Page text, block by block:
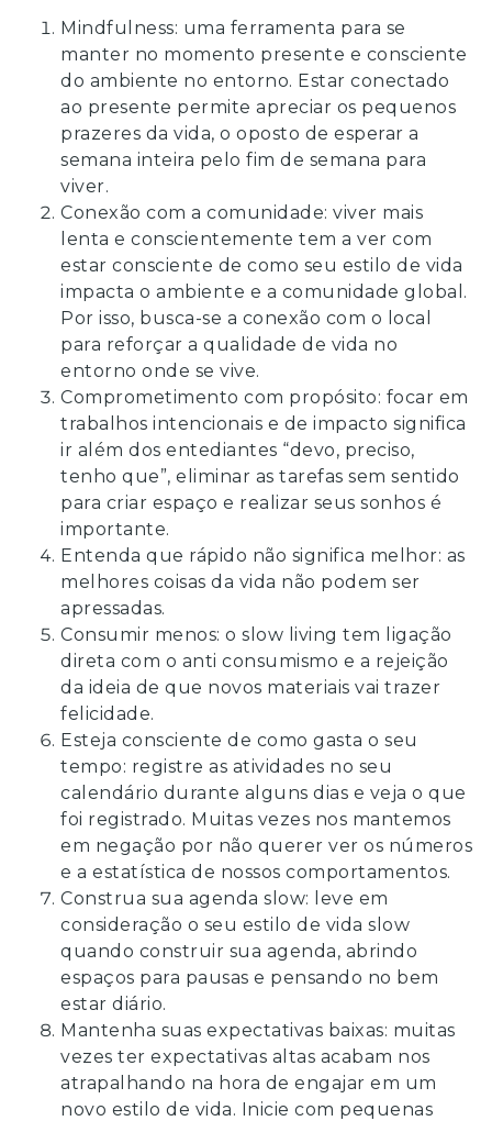
Mindfulness: uma ferramenta para se
manter no momento presente e consciente
do ambiente no entorno. Estar conectado
ao presente permite apreciar os pequenos
prazeres da vida, o oposto de esperar a
semana inteira pelo fim de semana para
viver.
Conexão com a comunidade: viver mais
lenta e conscientemente tem a ver com
estar consciente de como seu estilo de vida
impacta o ambiente e a comunidade global.
Por isso, busca-se a conexão com o local
para reforçar a qualidade de vida no
entorno onde se vive.
Comprometimento com propósito: focar em
trabalhos intencionais e de impacto significa
ir além dos entediantes “devo, preciso,
tenho que”, eliminar as tarefas sem sentido
para criar espaço e realizar seus sonhos é
importante.
Entenda que rápido não significa melhor: as
melhores coisas da vida não podem ser
apressadas.
Consumir menos: o slow living tem ligação
direta com o anti consumismo e a rejeição
da ideia de que novos materiais vai trazer
felicidade.
Esteja consciente de como gasta o seu
tempo: registre as atividades no seu
calendário durante alguns dias e veja o que
foi registrado. Muitas vezes nos mantemos
em negação por não querer ver os números
e a estatística de nossos comportamentos.
Construa sua agenda slow: leve em
consideração o seu estilo de vida slow
quando construir sua agenda, abrindo
espaços para pausas e pensando no bem
estar diário.
Mantenha suas expectativas baixas: muitas
vezes ter expectativas altas acabam nos
atrapalhando na hora de engajar em um
novo estilo de vida. Inicie com pequenas